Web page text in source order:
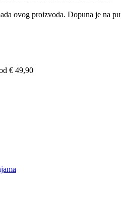
ovog proizvoda. Dopuna je na
€ 49,90